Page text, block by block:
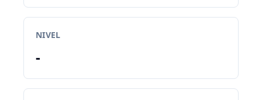
NIVEL
-